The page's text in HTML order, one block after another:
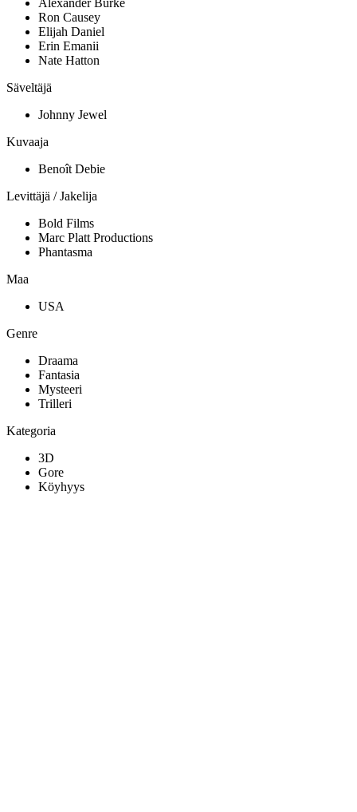
Alexander Burke
Ron Causey
Elijah Daniel
Erin Emanii
Nate Hatton
Säveltäjä
Johnny Jewel
Kuvaaja
Benoît Debie
Levittäjä / Jakelija
Bold Films
Marc Platt Productions
Phantasma
Maa
USA
Genre
Draama
Fantasia
Mysteeri
Trilleri
Kategoria
3D
Gore
Köyhyys